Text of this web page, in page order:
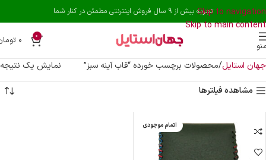
Skip to navigation
Skip to main content
تجربه بیش از 9 سال فروش اینترنتی مطمئن در کنار شما
0 ۰
جهان استایل محصولات برچسب خورده “قاب آینه سبز”
نمایش یک نتیجه
مشاهده فیلترها
اتمام موجودی